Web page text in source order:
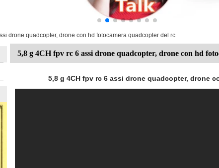
drone quadcopter, drone con hd fotocamera quadcopter del rc
5,8 g 4CH fpv rc 6 assi drone quadcopter, drone con hd
5,8 g 4CH fpv rc 6 assi drone quadcopter, drone